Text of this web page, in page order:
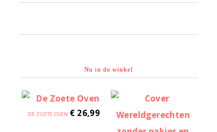
Nu in de winkel
DE ZOETE OVEN € 26,99